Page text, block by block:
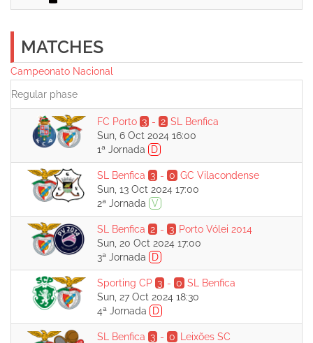
MATCHES
Campeonato Nacional
Regular phase
FC Porto 3 - 2 SL Benfica
Sun, 6 Oct 2024 16:00
1ª Jornada
D
SL Benfica 3 - 0 GC Vilacondense
Sun, 13 Oct 2024 17:00
2ª Jornada V
SL Benfica 2 - 3 Porto Vólei 2014
Sun, 20 Oct 2024 17:00
3ª Jornada
D
Sporting CP 3 - 0 SL Benfica
Sun, 27 Oct 2024 18:30
4ª Jornada
D
SL Benfica 3 - 0
Leixões SC